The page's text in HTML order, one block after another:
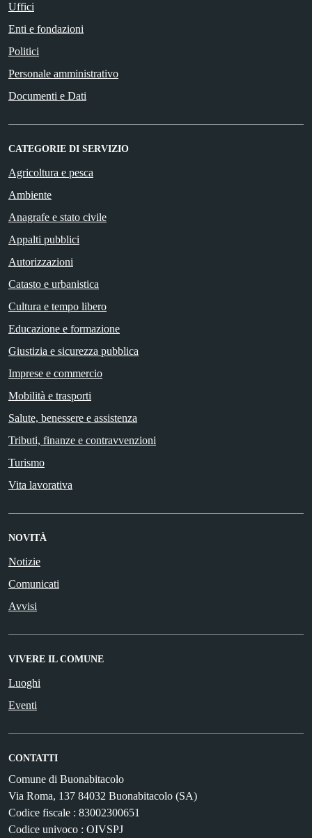
Uffici
Enti e fondazioni
Politici
Personale amministrativo
Documenti e Dati
CATEGORIE DI SERVIZIO
Agricoltura e pesca
Ambiente
Anagrafe e stato civile
Appalti pubblici
Autorizzazioni
Catasto e urbanistica
Cultura e tempo libero
Educazione e formazione
Giustizia e sicurezza pubblica
Imprese e commercio
Mobilità e trasporti
Salute, benessere e assistenza
Tributi, finanze e contravvenzioni
Turismo
Vita lavorativa
NOVITÀ
Notizie
Comunicati
Avvisi
VIVERE IL COMUNE
Luoghi
Eventi
CONTATTI
Comune di Buonabitacolo
Via Roma, 137 84032 Buonabitacolo (SA)
Codice fiscale : 83002300651
Codice univoco : OIVSPJ